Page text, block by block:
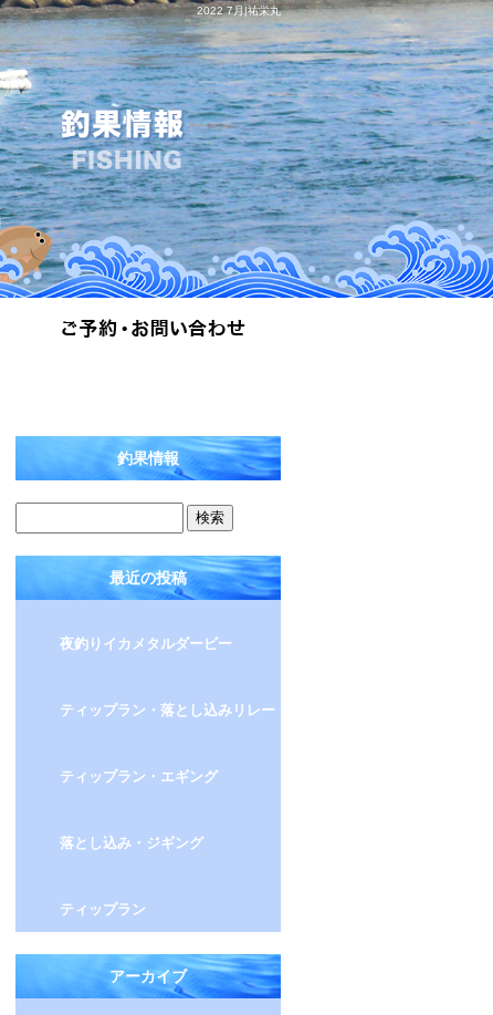
2022 7月|祐栄丸
釣果情報
最近の投稿
夜釣りイカメタルダービー
ティップラン・落とし込みリレー
ティップラン・エギング
落とし込み・ジギング
ティップラン
アーカイブ